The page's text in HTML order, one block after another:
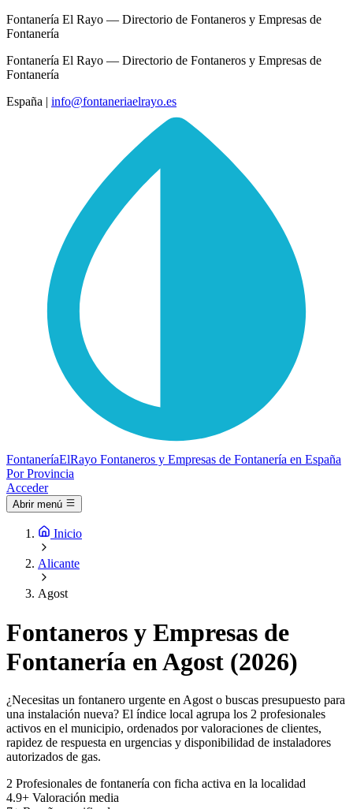
Fontanería El Rayo — Directorio de Fontaneros y Empresas de
Fontanería
Fontanería El Rayo — Directorio de Fontaneros y Empresas de
Fontanería
España | info@fontaneriaelrayo.es
FontaneríaElRayo Fontaneros y Empresas de Fontanería en España
Por Provincia
Acceder
Abrir menú
Inicio
Alicante
Agost
Fontaneros y Empresas de
Fontanería en Agost (2026)
¿Necesitas un fontanero urgente en Agost o buscas presupuesto para
una instalación nueva? El índice local agrupa los 2 profesionales
activos en el municipio, ordenados por valoraciones de clientes,
rapidez de respuesta en urgencias y disponibilidad de instaladores
autorizados de gas.
2 Profesionales de fontanería con ficha activa en la localidad
4.9+ Valoración media